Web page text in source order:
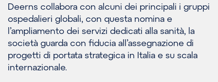
Deerns collabora con alcuni dei principali i gruppi
ospedalieri globali, con questa nomina e
l’ampliamento dei servizi dedicati alla sanità, la
società guarda con fiducia all’assegnazione di
progetti di portata strategica in Italia e su scala
internazionale.